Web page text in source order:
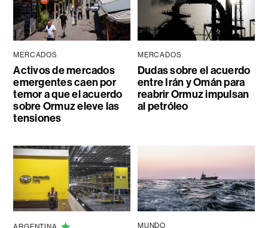
MERCADOS
Activos de mercados
emergentes caen por
temor a que el acuerdo
sobre Ormuz eleve las
tensiones
MERCADOS
Dudas sobre el acuerdo
entre Irán y Omán para
reabrir Ormuz impulsan
al petróleo
MUNDO